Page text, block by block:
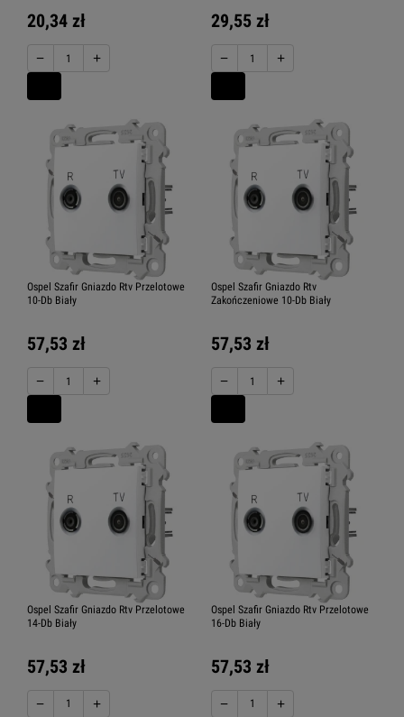
20,34 zł
− +
29,55 zł
− +
Ospel Szafir Gniazdo Rtv Przelotowe
10-Db Biały
57,53 zł
− +
Ospel Szafir Gniazdo Rtv
Zakończeniowe 10-Db Biały
57,53 zł
− +
Ospel Szafir Gniazdo Rtv Przelotowe
14-Db Biały
57,53 zł
− +
Ospel Szafir Gniazdo Rtv Przelotowe
16-Db Biały
57,53 zł
− +